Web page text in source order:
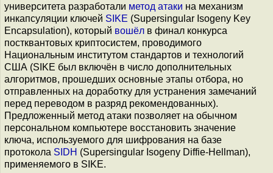
университета разработали метод атаки на механизм
инкапсуляции ключей SIKE (Supersingular Isogeny Key
Encapsulation), который вошёл в финал конкурса
постквантовых криптосистем, проводимого
Национальным институтом стандартов и технологий
США (SIKE был включён в число дополнительных
алгоритмов, прошедших основные этапы отбора, но
отправленных на доработку для устранения замечаний
перед переводом в разряд рекомендованных).
Предложенный метод атаки позволяет на обычном
персональном компьютере восстановить значение
ключа, используемого для шифрования на базе
протокола SIDH (Supersingular Isogeny Diffie-Hellman),
применяемого в SIKE.